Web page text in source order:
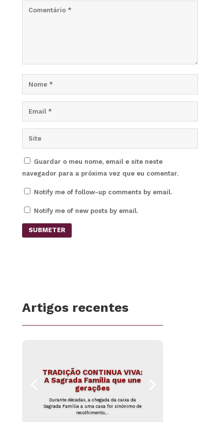
Guardar o meu nome, email e site neste
navegador para a próxima vez que eu comentar.
Notify me of follow-up comments by email.
Notify me of new posts by email.
SUBMETER
Artigos recentes
TRADIÇÃO CONTINUA VIVA:
A Sagrada Família que une
gerações
Durante décadas, a chegada da caixa da
Sagrada Família a uma casa foi sinónimo de
recolhimento,...